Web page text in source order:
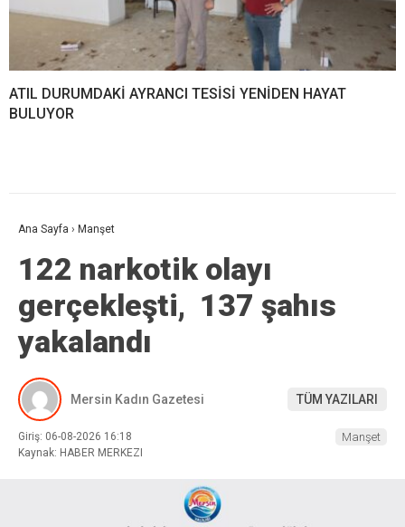
ATIL DURUMDAKİ AYRANCI TESİSİ YENİDEN HAYAT
BULUYOR
Ana Sayfa › Manşet
122 narkotik olayı
gerçekleşti, 137 şahıs
yakalandı
Mersin Kadın Gazetesi TÜM YAZILARI
Giriş: 06-08-2026 16:18
Kaynak: HABER MERKEZI
Manşet